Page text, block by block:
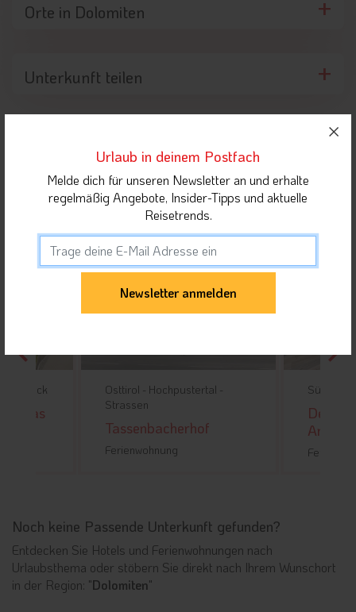
Orte in Dolomiten
Unterkunft teilen
folgende Unterkünfte interessiert
Bruneck Osttirol - Hochpustertal -
Strassen
Tassenbacherhof
Ferienwohnung
Südtirol -
Deluxe
Arve
Noch keine Passende Unterkunft gefunden?
Entdecken Sie Hotels und Ferienwohnungen nach
Urlaubsthema oder stöbern Sie direkt nach Ihrem Wunschort
in der Region: "Dolomiten"
Urlaub in deinem Postfach
Melde dich für unseren Newsletter an und erhalte
regelmäßig Angebote, Insider-Tipps und aktuelle
Reisetrends.